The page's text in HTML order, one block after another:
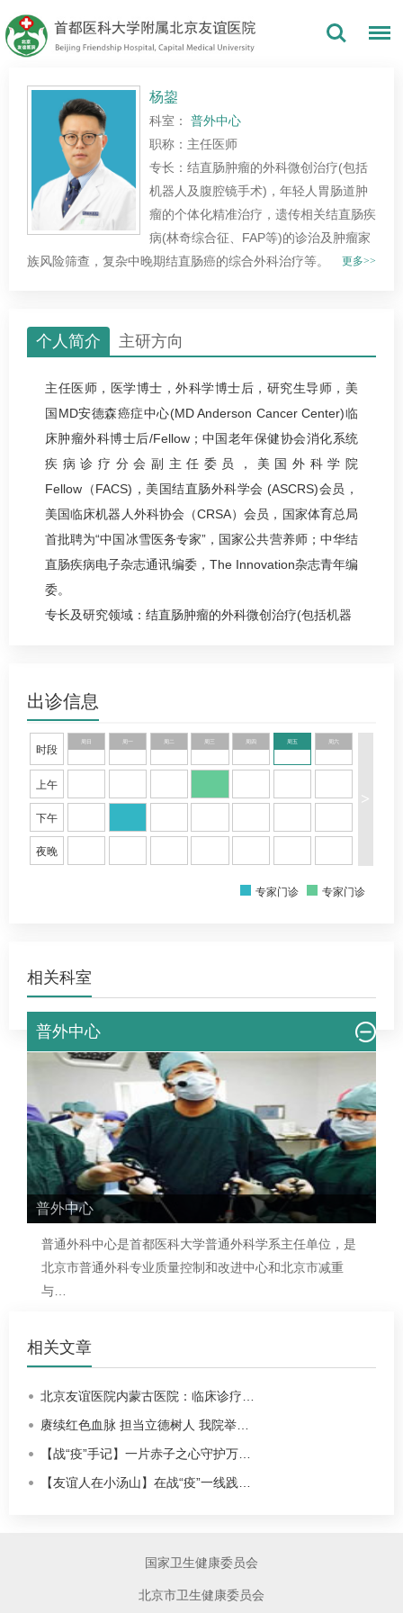
杨鋆
科室： 普外中心
职称：主任医师
专长：结直肠肿瘤的外科微创治疗(包括
机器人及腹腔镜手术)，年轻人胃肠道肿
瘤的个体化精准治疗，遗传相关结直肠疾
病(林奇综合征、FAP等)的诊治及肿瘤家
族风险筛查，复杂中晚期结直肠癌的综合外科治疗等。
更多>>
个人简介 主研方向
主任医师，医学博士，外科学博士后，研究生导师，美
国MD安德森癌症中心(MD Anderson Cancer Center)临
床肿瘤外科博士后/Fellow；中国老年保健协会消化系统
疾病诊疗分会副主任委员，美国外科学院
Fellow（FACS)，美国结直肠外科学会 (ASCRS)会员，
美国临床机器人外科协会（CRSA）会员，国家体育总局
首批聘为“中国冰雪医务专家”，国家公共营养师；中华结
直肠疾病电子杂志通讯编委，The Innovation杂志青年编
委。
专长及研究领域：结直肠肿瘤的外科微创治疗(包括机器
肿瘤家族风险筛查，复杂中晚期结直肠癌的综合外科治
先后承担或参与国家级及省部级科学研究课题多项，其
有关以“肠系膜上静脉优先”入路的机器人全结肠系膜切除
的右半结肠切除手术等新型结直肠微创手术入路、遗传
性结直肠癌相关疾病、新型机器人手术相关医工结合双
相内窥镜等多项外科临床研究发表在《Diseases of the
colon and rectum》、《Annals of surgical
oncology》、《British journal of surgery》等胃肠外科
50余分。
出诊信息
时段
上午
下午
夜晚
周日 周一 周三 周四 周五 周六
>
专家门诊 专家门诊
相关科室
普外中心
普外中心
普通外科中心是首都医科大学普通外科学系主任单位，是
北京市普通外科专业质量控制和改进中心和北京市减重
与…
相关文章
北京友谊医院内蒙古医院：临床诊疗…
赓续红色血脉 担当立德树人 我院举…
【战“疫”手记】一片赤子之心守护万…
【友谊人在小汤山】在战“疫”一线践…
国家卫生健康委员会
北京市卫生健康委员会